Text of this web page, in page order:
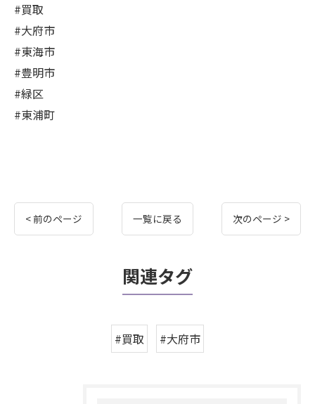
#買取
#大府市
#東海市
#豊明市
#緑区
#東浦町
< 前のページ 一覧に戻る 次のページ >
関連タグ
#買取 #大府市